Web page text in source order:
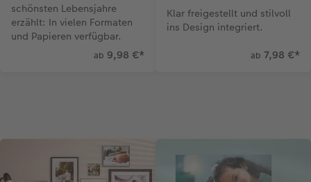
schönsten Lebensjahre
erzählt: In vielen Formaten
und Papieren verfügbar.
ab 9,98 €*
Klar freigestellt und stilvoll
ins Design integriert.
ab 7,98 €*